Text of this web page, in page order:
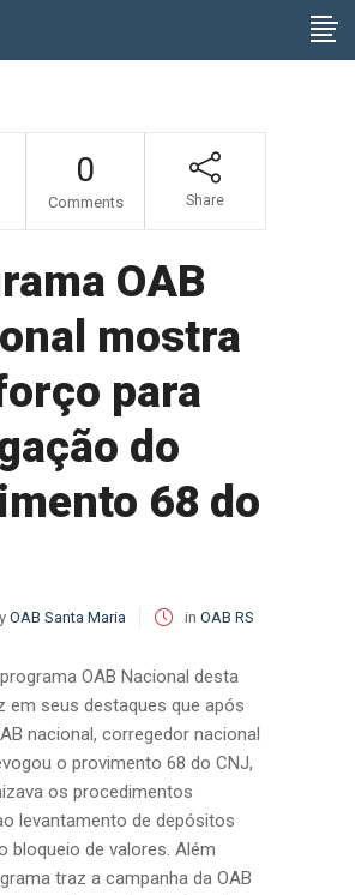
0
Comments Share
OAB
mostra
para
do
68 do
OAB Santa Maria in OAB RS
OAB Nacional desta
em seus destaques que após
nacional, corregedor nacional
o provimento 68 do CNJ,
os procedimentos
levantamento de depósitos
bloqueio de valores. Além
traz a campanha da OAB